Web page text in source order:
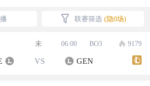
联赛筛选 (隐0场)
未 06:00 BO3 9179
VS GEN